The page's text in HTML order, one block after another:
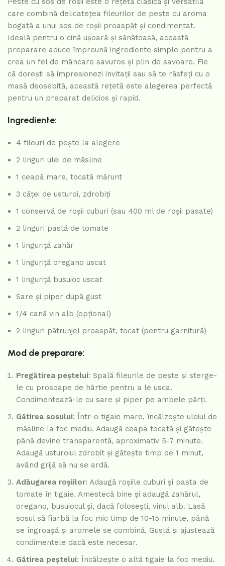
care combină delicatețea fileurilor de pește cu aroma
bogată a unui sos de roșii proaspăt și condimentat.
Ideală pentru o cină ușoară și sănătoasă, această
preparare aduce împreună ingrediente simple pentru a
crea un fel de mâncare savuros și plin de savoare. Fie
că dorești să impresionezi invitații sau să te răsfeți cu o
masă deosebită, această rețetă este alegerea perfectă
pentru un preparat delicios și rapid.
Ingrediente:
4 fileuri de pește la alegere
2 linguri ulei de măsline
1 ceapă mare, tocată mărunt
3 căței de usturoi, zdrobiți
1 conservă de roșii cuburi (sau 400 ml de roșii pasate)
2 linguri pastă de tomate
1 linguriță zahăr
1 linguriță oregano uscat
1 linguriță busuioc uscat
Sare și piper după gust
1/4 cană vin alb (opțional)
2 linguri pătrunjel proaspăt, tocat (pentru garnitură)
Mod de preparare:
Pregătirea peștelui: Spală fileurile de pește și sterge-
le cu prosoape de hârtie pentru a le usca.
Condimentează-le cu sare și piper pe ambele părți.
Gătirea sosului: Într-o tigaie mare, încălzește uleiul de
măsline la foc mediu. Adaugă ceapa tocată și gătește
până devine transparentă, aproximativ 5-7 minute.
Adaugă usturoiul zdrobit și gătește timp de 1 minut,
având grijă să nu se ardă.
Adăugarea roșiilor: Adaugă roșiile cuburi și pasta de
tomate în tigaie. Amestecă bine și adaugă zahărul,
oregano, busuiocul și, dacă folosești, vinul alb. Lasă
sosul să fiarbă la foc mic timp de 10-15 minute, până
se îngroașă și aromele se combină. Gustă și ajustează
condimentele dacă este necesar.
Gătirea peștelui: Încălzește o altă tigaie la foc mediu.